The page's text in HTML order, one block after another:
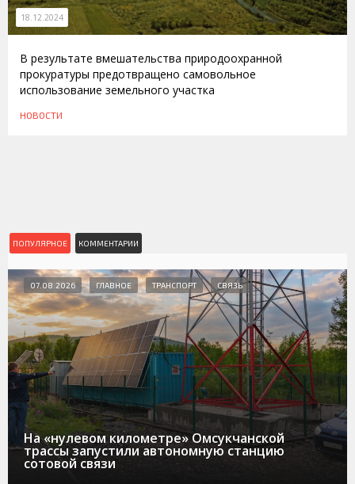
18.12.2024
В результате вмешательства природоохранной
прокуратуры предотвращено самовольное
использование земельного участка
НОВОСТИ
ПОПУЛЯРНОЕ КОММЕНТАРИИ
На «нулевом километре» Омсукчанской
трассы запустили автономную станцию
сотовой связи
07.08.2026 ГЛАВНОЕ ТРАНСПОРТ СВЯЗЬ